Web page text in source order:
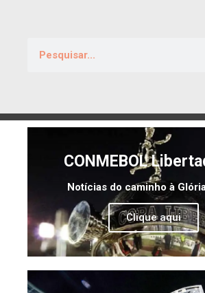
CONMEBOL
Notícias do caminho à
Clique aqui